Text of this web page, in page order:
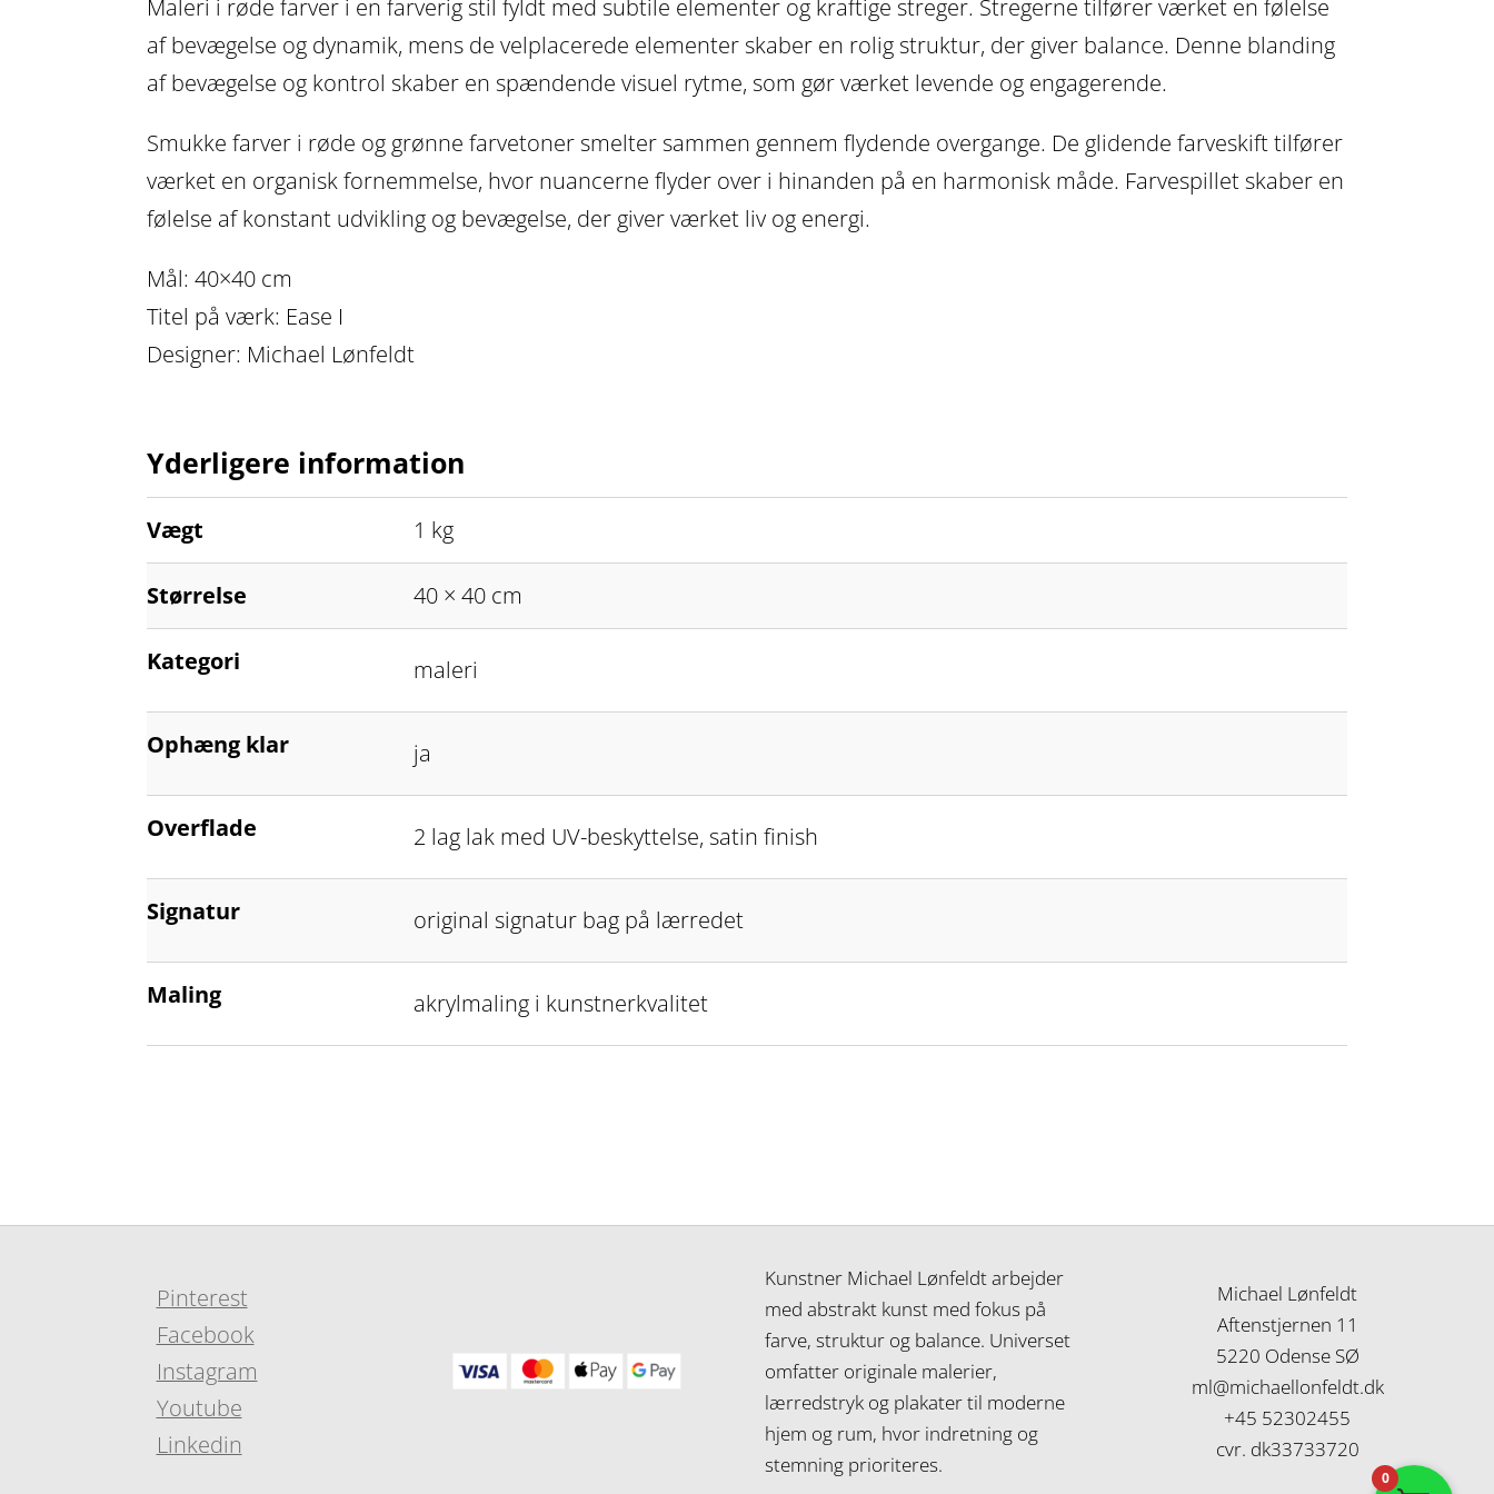
Maleri i røde farver i en farverig stil fyldt med subtile elementer og kraftige streger. Stregerne tilfører værket en følelse
af bevægelse og dynamik, mens de velplacerede elementer skaber en rolig struktur, der giver balance. Denne blanding
af bevægelse og kontrol skaber en spændende visuel rytme, som gør værket levende og engagerende.
Smukke farver i røde og grønne farvetoner smelter sammen gennem flydende overgange. De glidende farveskift tilfører
værket en organisk fornemmelse, hvor nuancerne flyder over i hinanden på en harmonisk måde. Farvespillet skaber en
følelse af konstant udvikling og bevægelse, der giver værket liv og energi.
Mål: 40×40 cm
Titel på værk: Ease I
Designer: Michael Lønfeldt
Yderligere information
Vægt 1 kg
Størrelse 40 × 40 cm
Kategori maleri
Ophæng klar ja
Overflade 2 lag lak med UV-beskyttelse, satin finish
Signatur original signatur bag på lærredet
Maling akrylmaling i kunstnerkvalitet
Pinterest
Facebook
Instagram
Youtube
Linkedin
Kunstner Michael Lønfeldt arbejder
med abstrakt kunst med fokus på
farve, struktur og balance. Universet
omfatter originale malerier,
lærredstryk og plakater til moderne
hjem og rum, hvor indretning og
stemning prioriteres.
Michael Lønfeldt
Aftenstjernen 11
5220 Odense SØ
ml@michaellonfeldt.dk
+45 52302455
cvr. dk33733720
0